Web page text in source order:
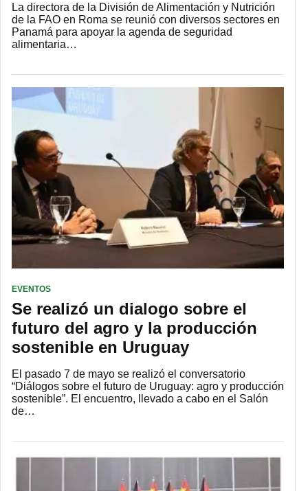
La directora de la División de Alimentación y Nutrición
de la FAO en Roma se reunió con diversos sectores en
Panamá para apoyar la agenda de seguridad
alimentaria…
EVENTOS
Se realizó un dialogo sobre el
futuro del agro y la producción
sostenible en Uruguay
El pasado 7 de mayo se realizó el conversatorio
“Diálogos sobre el futuro de Uruguay: agro y producción
sostenible”. El encuentro, llevado a cabo en el Salón
de…